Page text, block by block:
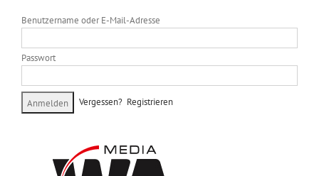
Benutzername oder E-Mail-Adresse
Passwort
Vergessen? Registrieren